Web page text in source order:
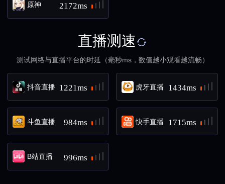
原神 2172ms
直播测速
测试网络与直播平台的时延（毫秒ms，数值越小观看越流畅）
抖音直播 1221ms 虎牙直播 1434ms
斗鱼直播 984ms 快手直播 1715ms
B站直播 996ms